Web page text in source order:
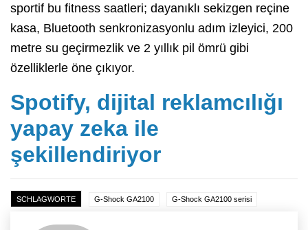
sportif bu fitness saatleri; dayanıklı sekizgen reçine
kasa, Bluetooth senkronizasyonlu adım izleyici, 200
metre su geçirmezlik ve 2 yıllık pil ömrü gibi
özelliklerle öne çıkıyor.
Spotify, dijital reklamcılığı
yapay zeka ile
şekillendiriyor
SCHLAGWORTE G-Shock GA2100 G-Shock GA2100 serisi